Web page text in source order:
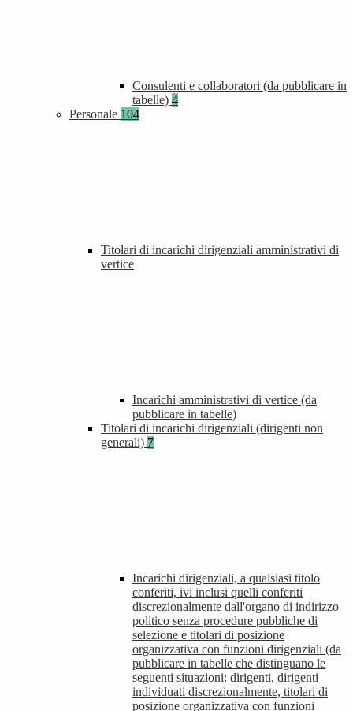
Consulenti e collaboratori (da pubblicare in
tabelle) 4
Personale 104
Titolari di incarichi dirigenziali amministrativi di
vertice
Incarichi amministrativi di vertice (da
pubblicare in tabelle)
Titolari di incarichi dirigenziali (dirigenti non
generali) 7
Incarichi dirigenziali, a qualsiasi titolo
conferiti, ivi inclusi quelli conferiti
discrezionalmente dall'organo di indirizzo
politico senza procedure pubbliche di
selezione e titolari di posizione
organizzativa con funzioni dirigenziali (da
pubblicare in tabelle che distinguano le
seguenti situazioni: dirigenti, dirigenti
individuati discrezionalmente, titolari di
posizione organizzativa con funzioni